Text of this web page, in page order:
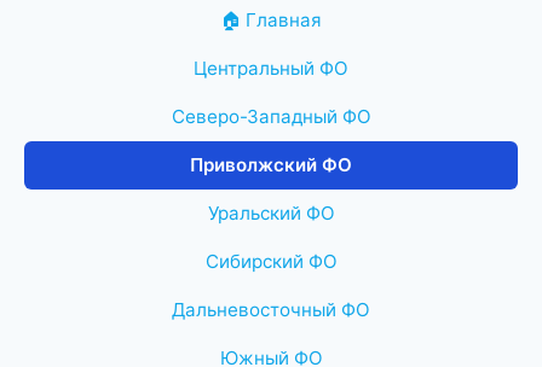
🏠 Главная
Центральный ФО
Северо-Западный ФО
Приволжский ФО
Уральский ФО
Сибирский ФО
Дальневосточный ФО
Южный ФО